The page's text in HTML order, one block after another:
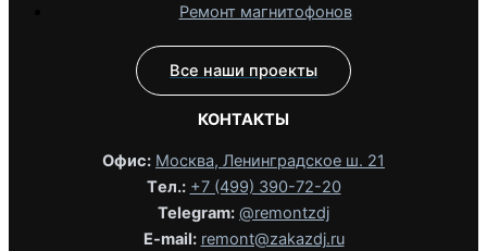
Ремонт магнитофонов
Все наши проекты
КОНТАКТЫ
Офис: Москва, Ленинградское ш. 21
Tел.: +7 (499) 390-72-20
Telegram: @remontzdj‬
E-mail: remont@zakazdj.ru